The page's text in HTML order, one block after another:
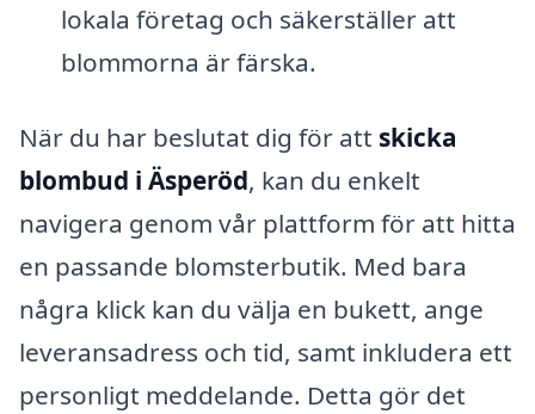
lokala företag och säkerställer att
blommorna är färska.
När du har beslutat dig för att skicka
blombud i Äsperöd, kan du enkelt
navigera genom vår plattform för att hitta
en passande blomsterbutik. Med bara
några klick kan du välja en bukett, ange
leveransadress och tid, samt inkludera ett
personligt meddelande. Detta gör det